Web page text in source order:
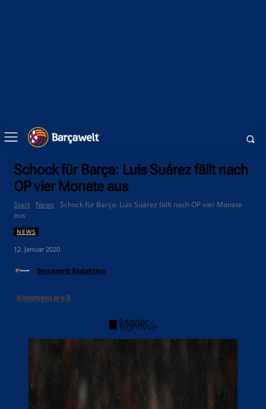
Schock für Barça: Luis Suárez fällt nach
OP vier Monate aus
Start News
Schock für Barça: Luis Suárez fällt nach OP vier Monate
aus
NEWS
12. Januar 2020
Barçawelt Redaktion
Kommentare0
- Anzeige -